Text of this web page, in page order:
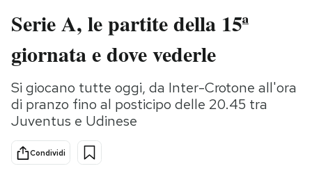
Italia
Politica
Tecnologia
Internet
Scienza
Cultura
Economia
Moda
Consumismi
Storie/Idee
Ok Boomer!
Serie A, le partite della 15ª
giornata e dove vederle
Si giocano tutte oggi, da Inter-Crotone all'ora
di pranzo fino al posticipo delle 20.45 tra
Juventus e Udinese
Condividi